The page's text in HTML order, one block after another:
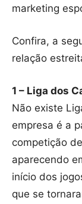
marketing
Confira, a
relação
1 – Liga dos
Não existe
empresa é a
competição
aparecendo
início dos
que se